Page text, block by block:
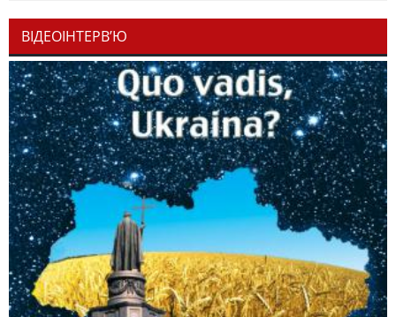
ВІДЕОІНТЕРВ’Ю